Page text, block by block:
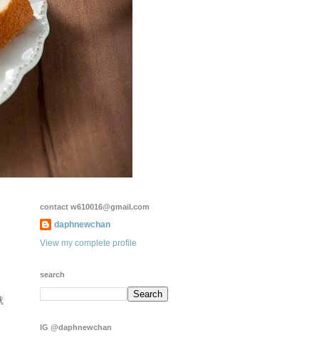
contact w610016@gmail.com
daphnewchan
View my complete profile
search
IG @daphnewchan